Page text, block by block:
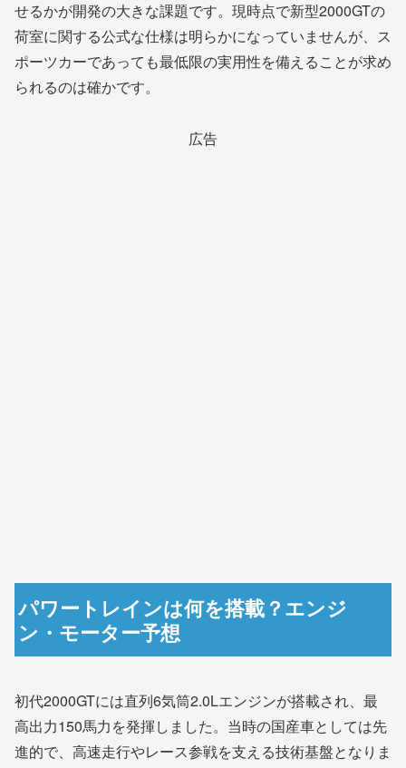
せるかが開発の大きな課題です。現時点で新型2000GTの
荷室に関する公式な仕様は明らかになっていませんが、ス
ポーツカーであっても最低限の実用性を備えることが求め
られるのは確かです。
広告
パワートレインは何を搭載？エンジ
ン・モーター予想
初代2000GTには直列6気筒2.0Lエンジンが搭載され、最
高出力150馬力を発揮しました。当時の国産車としては先
進的で、高速走行やレース参戦を支える技術基盤となりま